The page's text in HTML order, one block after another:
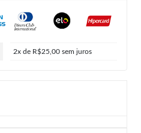
2x de R$25,00 sem juros